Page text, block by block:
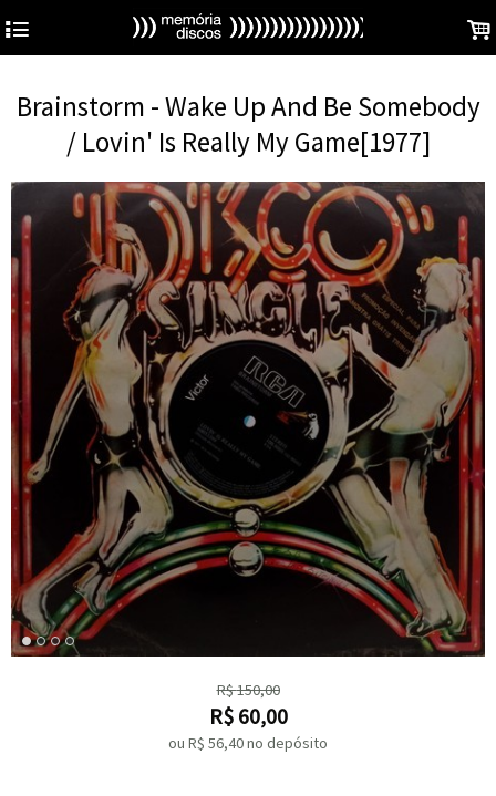
4 .
Brainstorm - Wake Up And Be Somebody
/ Lovin' Is Really My Game[1977]
R$150,00
R$ 60,00
ou R$ 56,40no depósito